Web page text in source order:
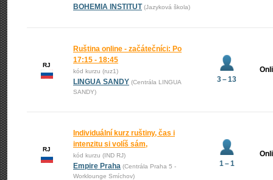
BOHEMIA INSTITUT (Jazyková škola)
RJ
Ruština online - začátečníci: Po
17:15 - 18:45
kód kurzu (ruz1)
LINGUA SANDY (Centrála LINGUA
SANDY)
3 – 13
RJ
Individuální kurz ruštiny, čas i
intenzitu si volíš sám,
kód kurzu (IND RJ)
Empire Praha (Centrála Praha 5 -
Worklounge Smíchov)
1 – 1